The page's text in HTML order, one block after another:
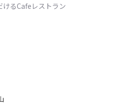
けるCafeレストラン